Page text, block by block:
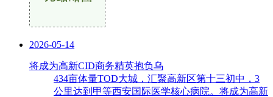
2026-05-14
将成为高新CID商务精英抱负乌
434亩体量TOD大城，汇聚高新区第十三初中，3
公里达到甲等西安国际医学核心病院。将成为高新